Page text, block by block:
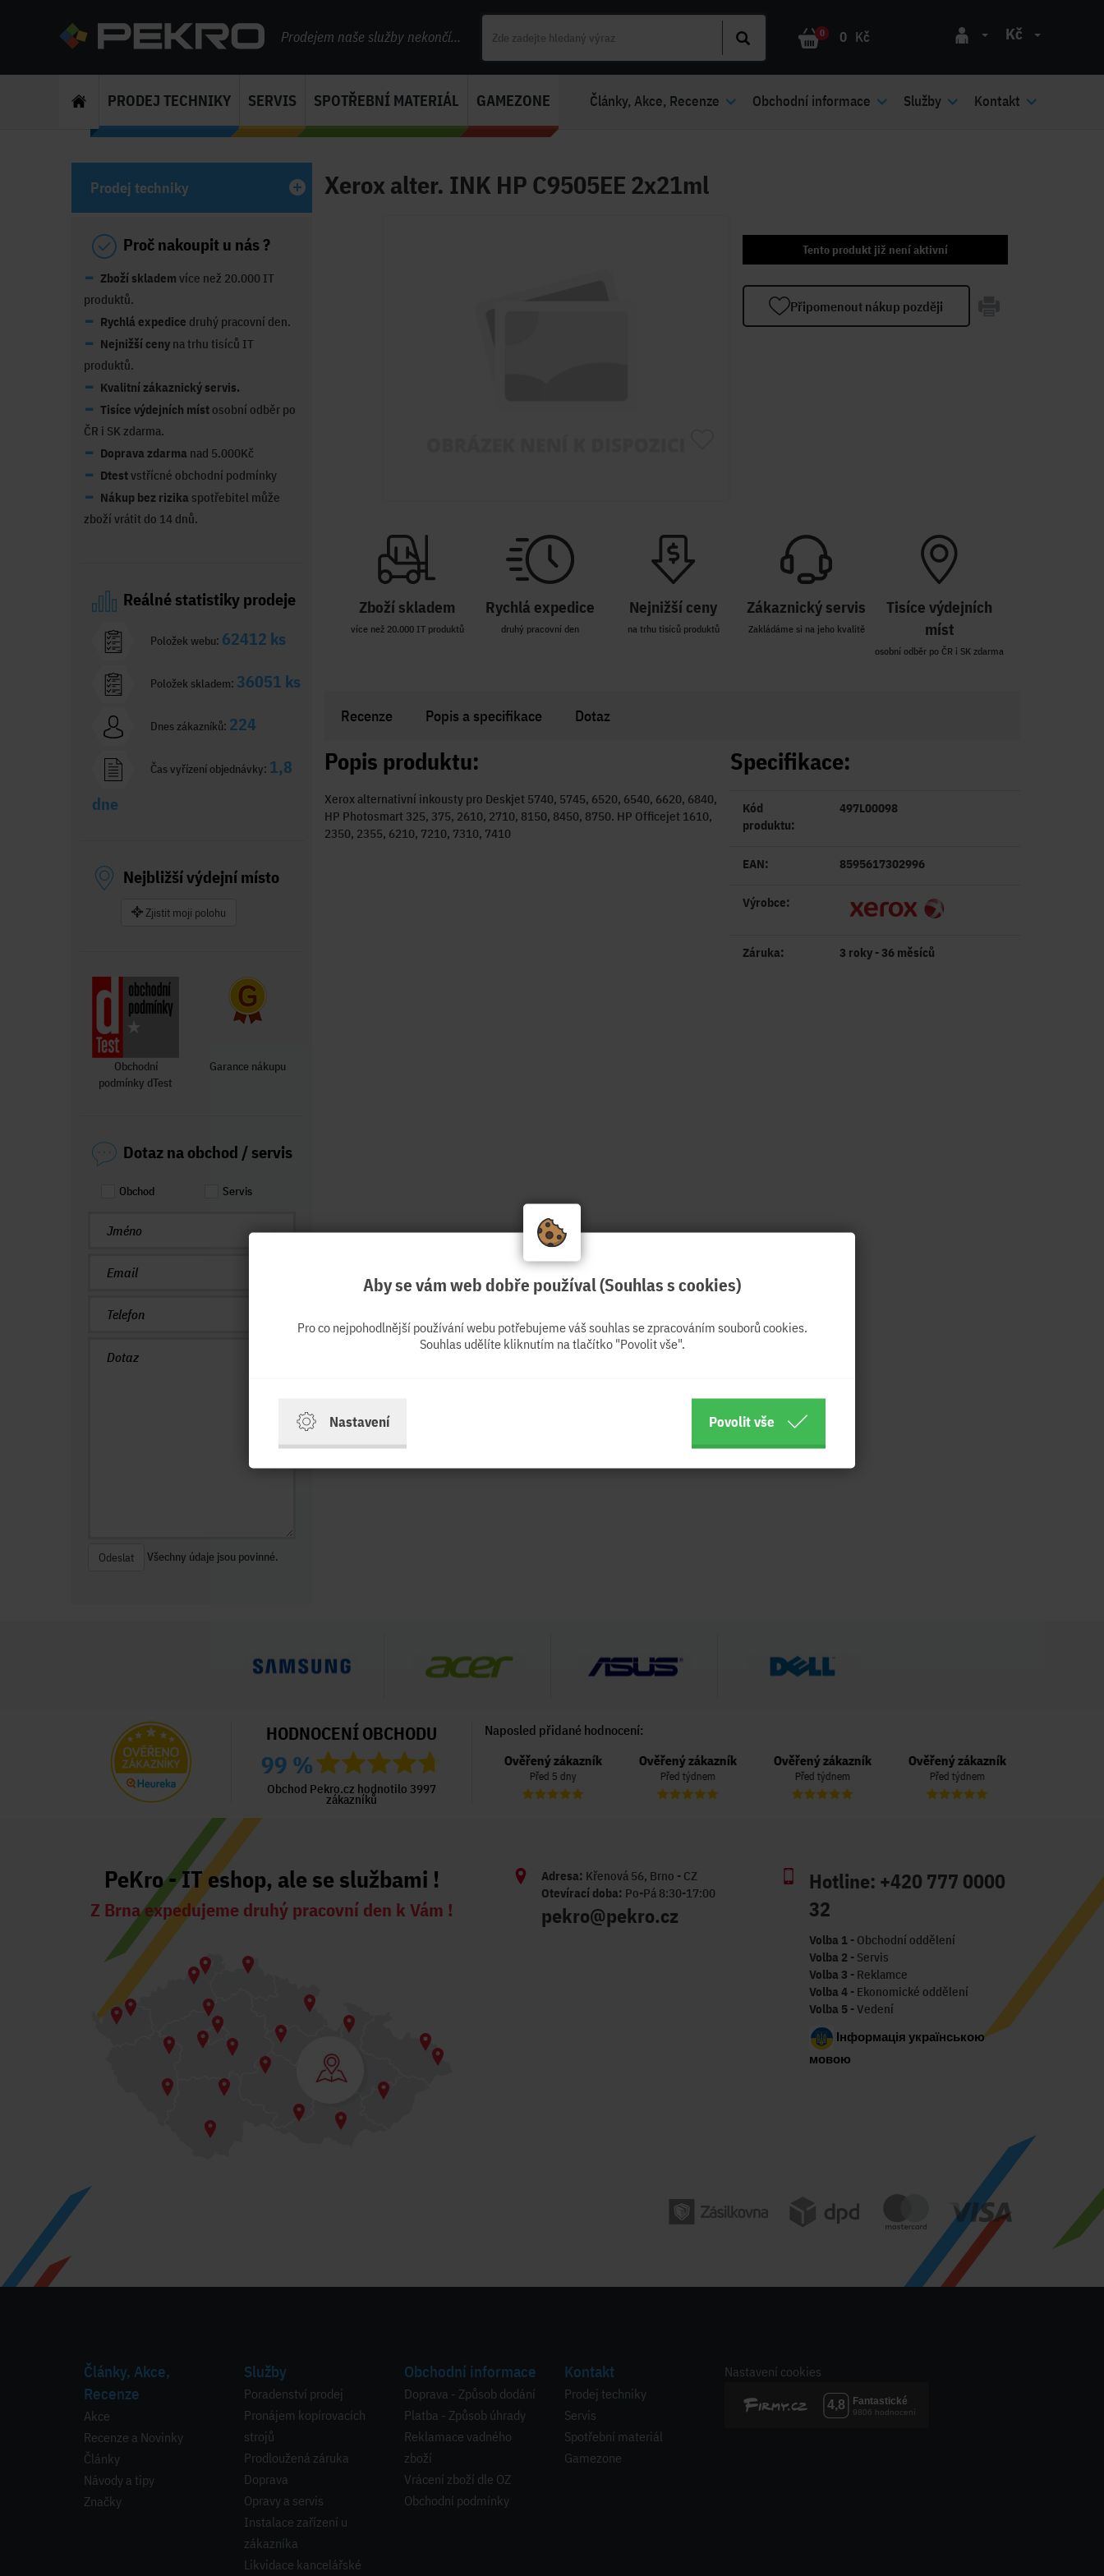
Prodejem naše služby nekončí... 0 0 Kč Kč
PRODEJ TECHNIKY SERVIS SPOTŘEBNÍ MATERIÁL GAMEZONE Články, Akce, Recenze Obchodní informace Služby Kontakt
Xerox alter. INK HP C9505EE 2x21ml
Tento produkt již není aktivní
Připomenout nákup později
Zboží skladem
více než 20.000 IT produktů
Rychlá expedice
druhý pracovní den
Nejnižší ceny
na trhu tisíců produktů
Zákaznický servis
Zakládáme si na jeho kvalitě
Tisíce výdejních
míst
osobní odběr po ČR i SK zdarma
Recenze Popis a specifikace Dotaz
Popis produktu:
Xerox alternativní inkousty pro Deskjet 5740, 5745, 6520, 6540, 6620, 6840,
HP Photosmart 325, 375, 2610, 2710, 8150, 8450, 8750. HP Officejet 1610,
2350, 2355, 6210, 7210, 7310, 7410
Specifikace:
Kód
produktu:
497L00098
EAN: 8595617302996
Výrobce:
Záruka: 3 roky - 36 měsíců
Prodej techniky
Proč nakoupit u nás ?
Zboží skladem více než 20.000 IT
produktů.
Rychlá expedice druhý pracovní den.
Nejnižší ceny na trhu tisíců IT
produktů.
Kvalitní zákaznický servis.
Tisíce výdejních míst osobní odběr po
ČR i SK zdarma.
Doprava zdarma nad 5.000Kč
Dtestvstřícné obchodní podmínky
Nákup bez rizika spotřebitel může
zboží vrátit do 14 dnů.
Reálné statistiky prodeje
Položek webu: 62412 ks
Položek skladem: 36051 ks
Dnes zákazníků: 224
Čas vyřízení objednávky: 1,8
dne
Nejbližší výdejní místo
Zjistit moji polohu
Obchodní
podmínky dTest
Garance nákupu
Dotaz na obchod / servis
Obchod Servis
Odeslat Všechny údaje jsou povinné.
HODNOCENÍ OBCHODU
99 %
Obchod Pekro.cz hodnotilo 3997
zákazníků
Naposled přidané hodnocení:
Ověřený zákazník
Před 4 dny
Ověřený zákazník
Před 4 dny
Ověřený zákazník
Před 5 dny
Ověřený zákazník
Před 5 dny
Ověřený zákazník
Před týdnem
Ověřený zákazník
Před týdnem
Ověřený zákazník
Před týdnem
PeKro - IT eshop, ale se službami !
Z Brna expedujeme druhý pracovní den k Vám !
Adresa: Křenová 56, Brno - CZ
Otevírací doba: Po-Pá 8:30-17:00
pekro@pekro.cz
Hotline: +420 777 0000
32
Volba 1 - Obchodní oddělení
Volba 2 - Servis
Volba 3 - Reklamce
Volba 4 - Ekonomické oddělení
Volba 5 - Vedení
Інформація українською
мовою
Články, Akce,
Recenze
Akce
Recenze a Novinky
Články
Návody a tipy
Značky
Služby
Poradenství prodej
Pronájem kopírovacích
strojů
Prodloužená záruka
Doprava
Opravy a servis
Instalace zařízení u
zákazníka
Likvidace kancelářské
Obchodní informace
Doprava - Způsob dodání
Platba - Způsob úhrady
Reklamace vadného
zboží
Vrácení zboží dle OZ
Obchodní podmínky
Kontakt
Prodej techniky
Servis
Spotřební materiál
Gamezone
Nastavení cookies
Aby se vám web dobře používal (Souhlas s cookies)
Pro co nejpohodlnější používání webu potřebujeme váš souhlas se zpracováním souborů cookies.
Souhlas udělíte kliknutím na tlačítko "Povolit vše".
Nastavení Povolit vše